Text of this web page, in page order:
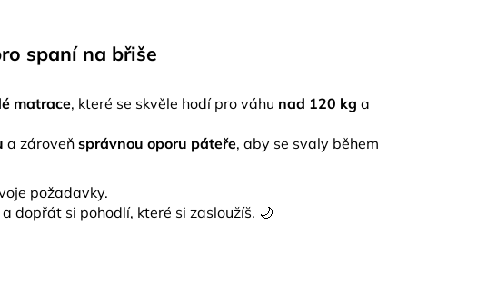
spaní na břiše
matrace, které se skvěle hodí pro váhu nad 120 kg a
a zároveň správnou oporu páteře, aby se svaly během
požadavky.
dopřát si pohodlí, které si zasloužíš. 🌙